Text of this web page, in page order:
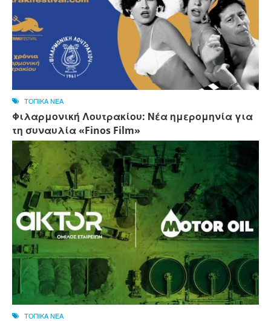
ΤΟΠΙΚΑ ΝΕΑ
Φιλαρμονική Λουτρακίου: Νέα ημερομηνία για
τη συναυλία «Finos Film»
ΤΟΠΙΚΑ ΝΕΑ